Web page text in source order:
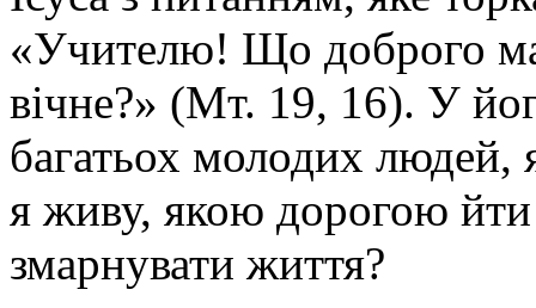
«Учителю! Що доброго
вічне?» (Мт. 19, 16). У
багатьох молодих людей,
я живу, якою дорогою
змарнувати життя?